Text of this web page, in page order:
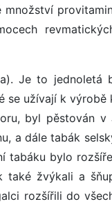
Je to jednoletá
se užívají k
byl pěstován
a dále tabák
tabáku bylo
také žvýkali a
rozšířili do